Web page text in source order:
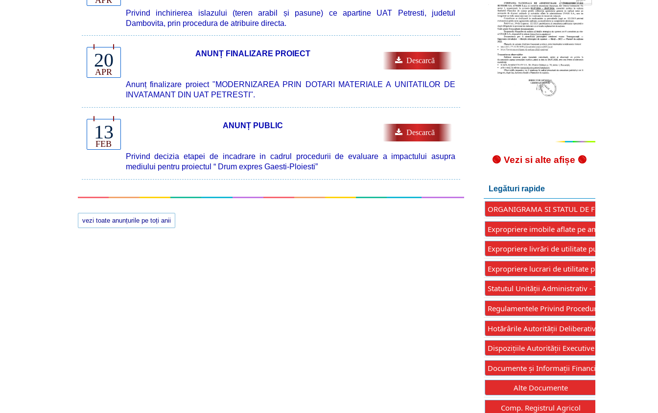
Privind inchirierea islazului (teren arabil și pasune) ce apartine UAT Petresti, judetul
Dambovita, prin procedura de atribuire directa.
20
APR
Descarcă‍
ANUNȚ FINALIZARE PROIECT
Anunț finalizare proiect "MODERNIZAREA PRIN DOTARI MATERIALE A UNITATILOR DE
INVATAMANT DIN UAT PETRESTI".
13
FEB
Descarcă‍
ANUNȚ PUBLIC
Privind decizia etapei de incadrare in cadrul procedurii de evaluare a impactului asupra
mediului pentru proiectul “ Drum expres Gaesti-Ploiesti”
vezi toate anunțurile pe toți anii
🟢 Vezi si alte afișe 🟢
Legături rapide
ORGANIGRAMA SI STATUL DE FUNCTII AL
Expropriere imobile aflate pe amplasamentul
Expropriere livrări de utilitate publică de interes
Expropriere lucrari de utilitate publica de interes
Statutul Unității Administrativ - Teritoriale
Regulamentele Privind Procedurile Administrative
Hotărârile Autorității Deliberative
Dispozițiile Autorității Executive
Documente și Informații Financiare
Alte Documente
Comp. Registrul Agricol